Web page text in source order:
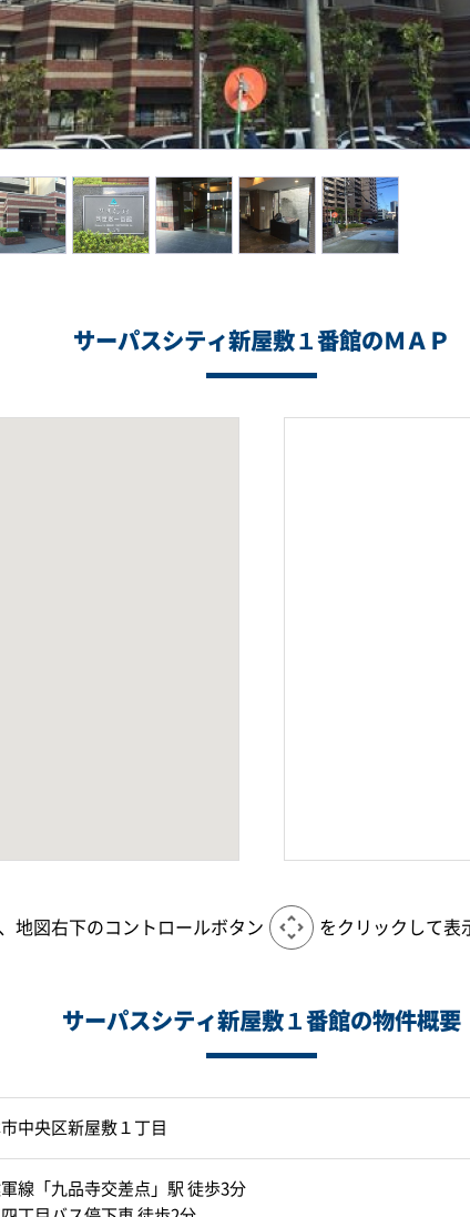
サーパスシティ新屋敷１番館のＭＡＰ
地図右下のコントロールボタン をクリックして表
サーパスシティ新屋敷１番館の物件概要
中央区新屋敷１丁目
線「九品寺交差点」駅 徒歩3分